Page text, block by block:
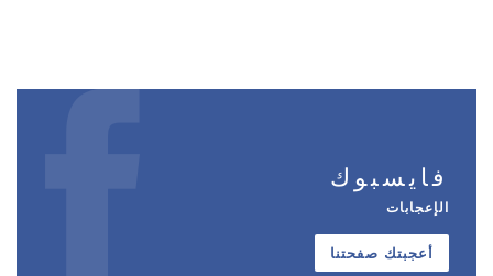
فايسبوك
الإعجابات
أعجبتك صفحتنا